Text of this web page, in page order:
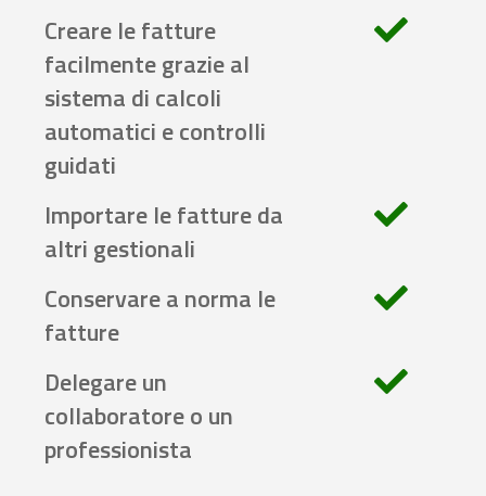
Creare le fatture
facilmente grazie al
sistema di calcoli
automatici e controlli
guidati
Importare le fatture da
altri gestionali
Conservare a norma le
fatture
Delegare un
collaboratore o un
professionista